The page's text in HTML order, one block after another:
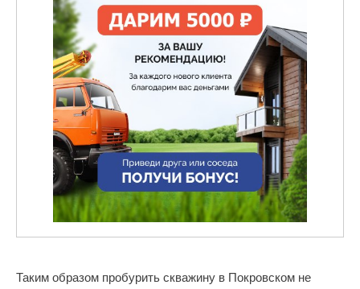
Таким образом пробурить скважину в Покровском не